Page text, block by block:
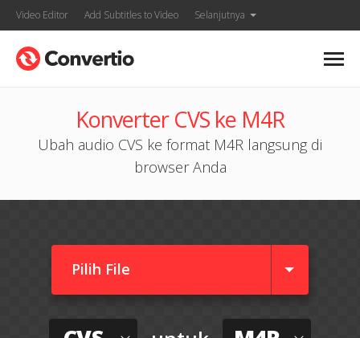
Video Editor Add Subtitles to Video Selanjutnya
Konverter CVS ke M4R
Ubah audio CVS ke format M4R langsung di
browser Anda
Pilih File